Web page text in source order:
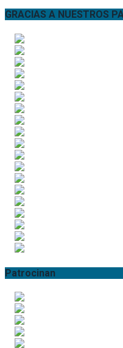
GRACIAS A NUESTROS
Patrocinan